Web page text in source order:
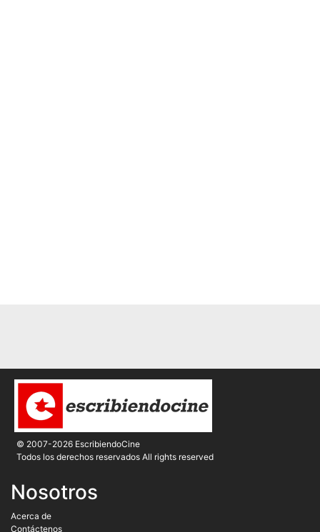
© 2007-2026 EscribiendoCine
Todos los derechos reservados All rights reserved
Nosotros
Acerca de
Contáctenos